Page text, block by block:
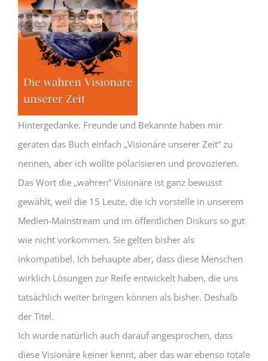
Hintergedanke. Freunde und Bekannte haben mir
geraten das Buch einfach „Visionäre unserer Zeit“ zu
nennen, aber ich wollte polarisieren und provozieren.
Das Wort die „wahren“ Visionäre ist ganz bewusst
gewählt, weil die 15 Leute, die ich vorstelle in unserem
Medien-Mainstream und im öffentlichen Diskurs so gut
wie nicht vorkommen. Sie gelten bisher als
inkompatibel. Ich behaupte aber, dass diese Menschen
wirklich Lösungen zur Reife entwickelt haben, die uns
tatsächlich weiter bringen können als bisher. Deshalb
der Titel.
Ich wurde natürlich auch darauf angesprochen, dass
diese Visionäre keiner kennt, aber das war ebenso totale